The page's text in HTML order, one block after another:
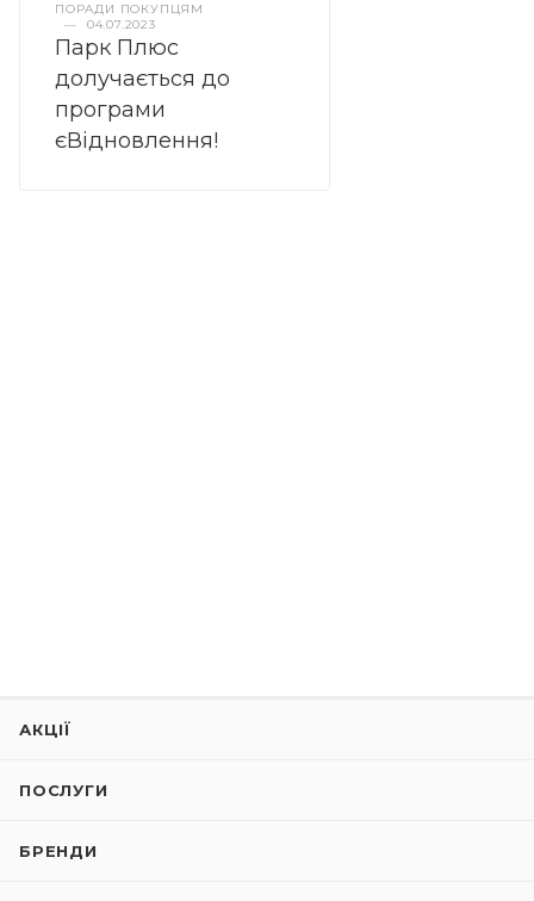
ПОРАДИ ПОКУПЦЯМ
—
04.07.2023
Парк Плюс
долучається до
програми
єВідновлення!
АКЦІЇ
ПОСЛУГИ
БРЕНДИ